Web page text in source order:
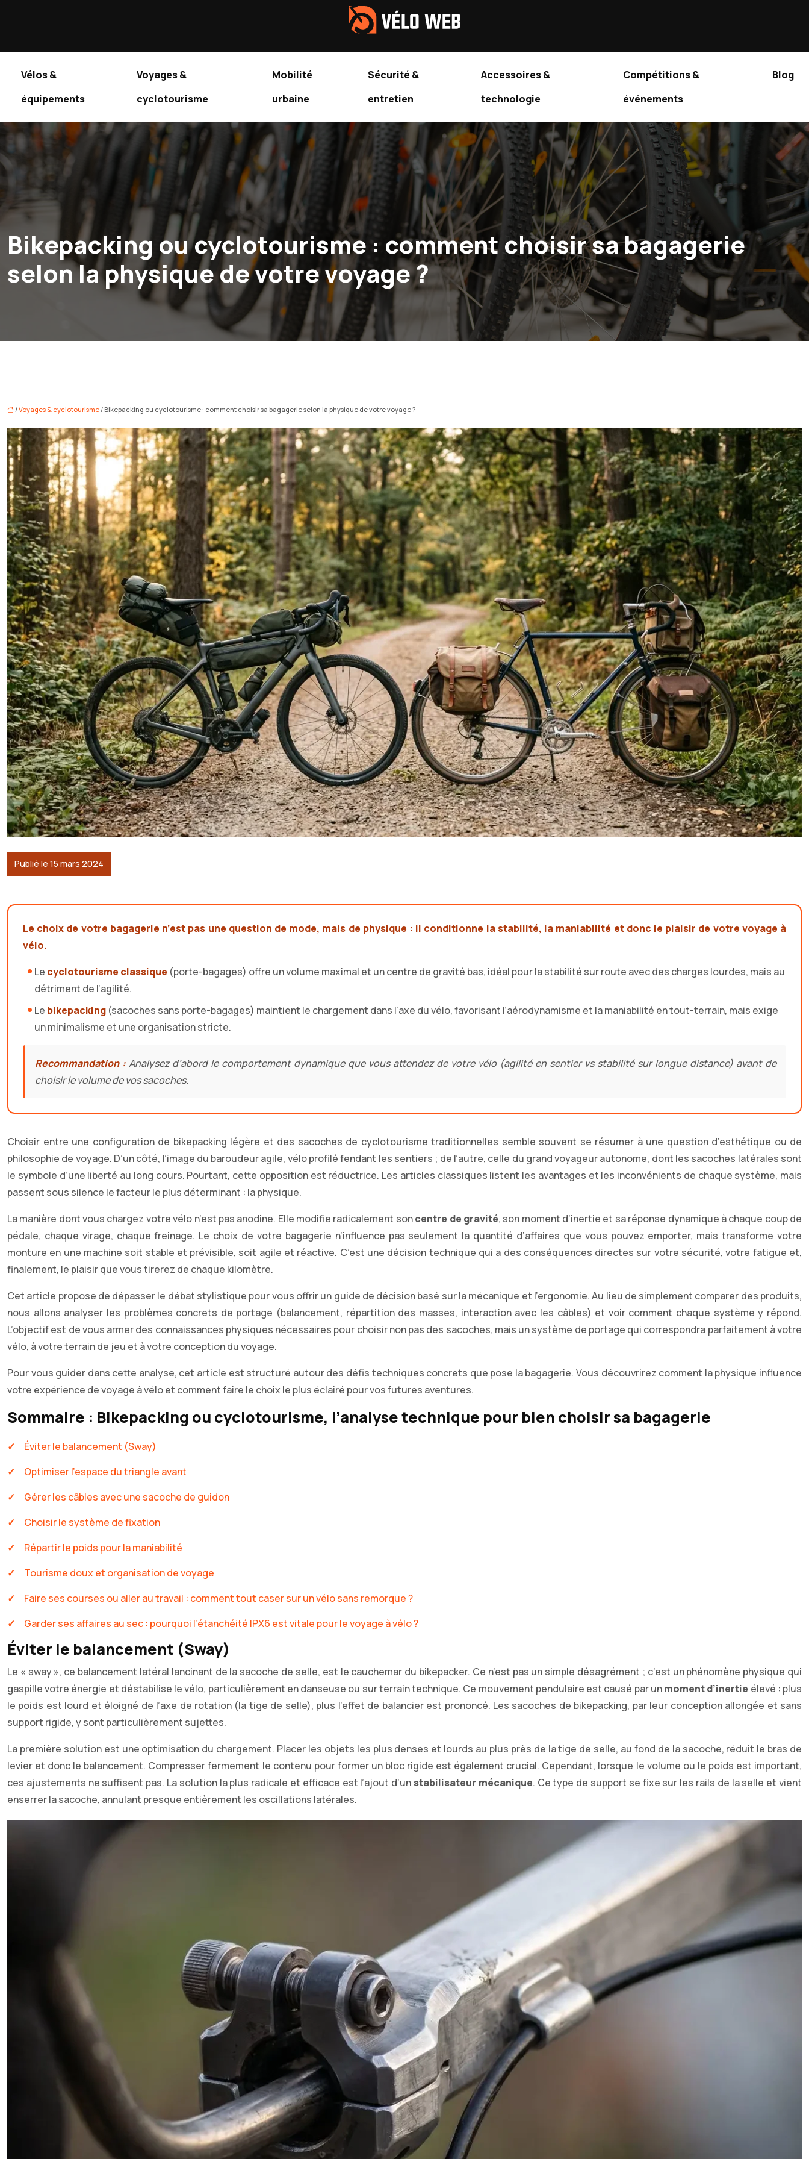
Vélos &
équipements
Voyages &
cyclotourisme
Mobilité
urbaine
Sécurité &
entretien
Accessoires &
technologie
Compétitions &
événements
Blog
Bikepacking ou cyclotourisme : comment choisir sa bagagerie
selon la physique de votre voyage ?
/Voyages & cyclotourisme/ Bikepacking ou cyclotourisme : comment choisir sa bagagerie selon la physique de votre voyage ?
Publié le 15 mars 2024
Le choix de votre bagagerie n’est pas une question de mode, mais de physique : il conditionne la stabilité, la maniabilité et donc le plaisir de votre voyage à
vélo.
Le cyclotourisme classique (porte-bagages) offre un volume maximal et un centre de gravité bas, idéal pour la stabilité sur route avec des charges lourdes, mais au
détriment de l’agilité.
Le bikepacking (sacoches sans porte-bagages) maintient le chargement dans l’axe du vélo, favorisant l’aérodynamisme et la maniabilité en tout-terrain, mais exige
un minimalisme et une organisation stricte.
Recommandation : Analysez d’abord le comportement dynamique que vous attendez de votre vélo (agilité en sentier vs stabilité sur longue distance) avant de
choisir le volume de vos sacoches.
Choisir entre une configuration de bikepacking légère et des sacoches de cyclotourisme traditionnelles semble souvent se résumer à une question d’esthétique ou de
philosophie de voyage. D’un côté, l’image du baroudeur agile, vélo profilé fendant les sentiers ; de l’autre, celle du grand voyageur autonome, dont les sacoches latérales sont
le symbole d’une liberté au long cours. Pourtant, cette opposition est réductrice. Les articles classiques listent les avantages et les inconvénients de chaque système, mais
passent sous silence le facteur le plus déterminant : la physique.
La manière dont vous chargez votre vélo n’est pas anodine. Elle modifie radicalement soncentre de gravité, son moment d’inertie et sa réponse dynamique à chaque coup de
pédale, chaque virage, chaque freinage. Le choix de votre bagagerie n’influence pas seulement la quantité d’affaires que vous pouvez emporter, mais transforme votre
monture en une machine soit stable et prévisible, soit agile et réactive. C’est une décision technique qui a des conséquences directes sur votre sécurité, votre fatigue et,
finalement, le plaisir que vous tirerez de chaque kilomètre.
Cet article propose de dépasser le débat stylistique pour vous offrir un guide de décision basé sur la mécanique et l’ergonomie. Au lieu de simplement comparer des produits,
nous allons analyser les problèmes concrets de portage (balancement, répartition des masses, interaction avec les câbles) et voir comment chaque système y répond.
L’objectif est de vous armer des connaissances physiques nécessaires pour choisir non pas des sacoches, mais un système de portage qui correspondra parfaitement à votre
vélo, à votre terrain de jeu et à votre conception du voyage.
Pour vous guider dans cette analyse, cet article est structuré autour des défis techniques concrets que pose la bagagerie. Vous découvrirez comment la physique influence
votre expérience de voyage à vélo et comment faire le choix le plus éclairé pour vos futures aventures.
Sommaire : Bikepacking ou cyclotourisme, l’analyse technique pour bien choisir sa bagagerie
Éviter le balancement (Sway)
Optimiser l’espace du triangle avant
Gérer les câbles avec une sacoche de guidon
Choisir le système de fixation
Répartir le poids pour la maniabilité
Tourisme doux et organisation de voyage
Faire ses courses ou aller au travail : comment tout caser sur un vélo sans remorque ?
Garder ses affaires au sec : pourquoi l’étanchéité IPX6 est vitale pour le voyage à vélo ?
Éviter le balancement (Sway)
Le « sway », ce balancement latéral lancinant de la sacoche de selle, est le cauchemar du bikepacker. Ce n’est pas un simple désagrément ; c’est un phénomène physique qui
gaspille votre énergie et déstabilise le vélo, particulièrement en danseuse ou sur terrain technique. Ce mouvement pendulaire est causé par unmoment d’inertie élevé : plus
le poids est lourd et éloigné de l’axe de rotation (la tige de selle), plus l’effet de balancier est prononcé. Les sacoches de bikepacking, par leur conception allongée et sans
support rigide, y sont particulièrement sujettes.
La première solution est une optimisation du chargement. Placer les objets les plus denses et lourds au plus près de la tige de selle, au fond de la sacoche, réduit le bras de
levier et donc le balancement. Compresser fermement le contenu pour former un bloc rigide est également crucial. Cependant, lorsque le volume ou le poids est important,
ces ajustements ne suffisent pas. La solution la plus radicale et efficace est l’ajout d’un stabilisateur mécanique. Ce type de support se fixe sur les rails de la selle et vient
enserrer la sacoche, annulant presque entièrement les oscillations latérales.